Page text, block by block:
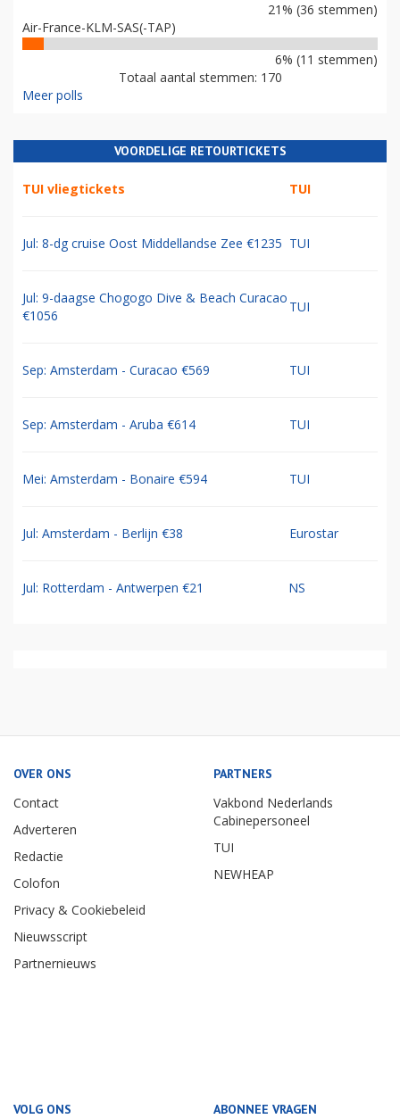
21% (36 stemmen)
Air-France-KLM-SAS(-TAP)
6% (11 stemmen)
Totaal aantal stemmen: 170
Meer polls
VOORDELIGE RETOURTICKETS
TUI vliegtickets TUI
Jul: 8-dg cruise Oost Middellandse Zee €1235 TUI
Jul: 9-daagse Chogogo Dive & Beach Curacao
€1056
TUI
Sep: Amsterdam - Curacao €569 TUI
Sep: Amsterdam - Aruba €614 TUI
Mei: Amsterdam - Bonaire €594 TUI
Jul: Amsterdam - Berlijn €38 Eurostar
Jul: Rotterdam - Antwerpen €21 NS
OVER ONS
Contact
Adverteren
Redactie
Colofon
Privacy & Cookiebeleid
Nieuwsscript
Partnernieuws
PARTNERS
Vakbond Nederlands
Cabinepersoneel
TUI
NEWHEAP
VOLG ONS ABONNEE VRAGEN